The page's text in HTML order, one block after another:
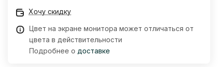
Хочу скидку
Цвет на экране монитора может отличаться от
цвета в действительности
Подробнее о доставке